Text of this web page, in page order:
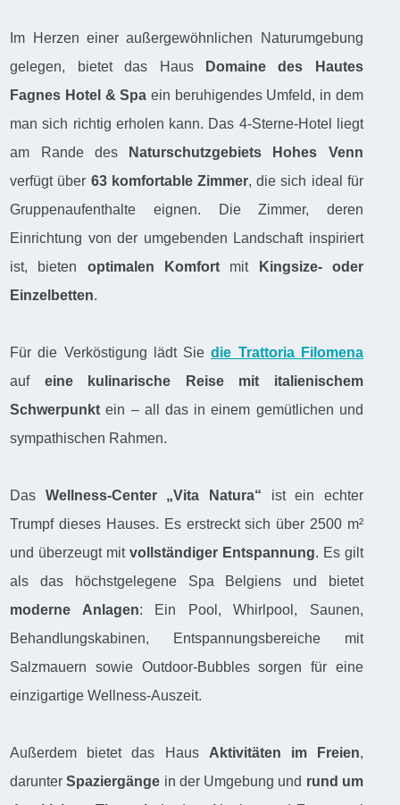
Im Herzen einer außergewöhnlichen Naturumgebung
gelegen, bietet das Haus
Domaine des Hautes
Fagnes Hotel & Spa ein beruhigendes Umfeld, in dem
man sich richtig erholen kann. Das 4-Sterne-Hotel liegt
am Rande des
Naturschutzgebiets Hohes Venn
verfügt über 63 komfortable Zimmer, die sich ideal für
Gruppenaufenthalte eignen. Die Zimmer, deren
Einrichtung von der umgebenden Landschaft inspiriert
ist, bieten optimalen Komfort mit Kingsize-
oder
Einzelbetten.
Für die Verköstigung lädt Siedie Trattoria Filomena
auf eine kulinarische Reise mit italienischem
Schwerpunkt ein – all das in einem gemütlichen und
sympathischen Rahmen.
Das Wellness-Center „Vita Natura“ ist ein echter
Trumpf dieses Hauses. Es erstreckt sich über 2500 m²
und überzeugt mit vollständiger Entspannung. Es gilt
als das höchstgelegene Spa Belgiens und bietet
moderne Anlagen: Ein Pool, Whirlpool, Saunen,
Behandlungskabinen, Entspannungsbereiche mit
Salzmauern sowie Outdoor-Bubbles sorgen für eine
einzigartige Wellness-Auszeit.
Außerdem bietet das Haus Aktivitäten im Freien,
darunterSpaziergänge in der Umgebung und rund um